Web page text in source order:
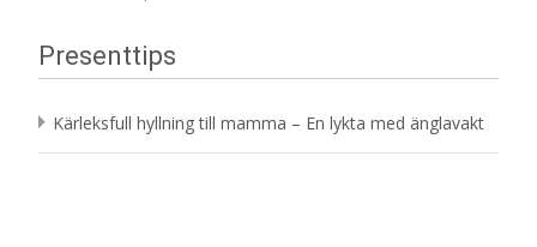
Presenttips
Kärleksfull hyllning till mamma – En lykta med änglavakt